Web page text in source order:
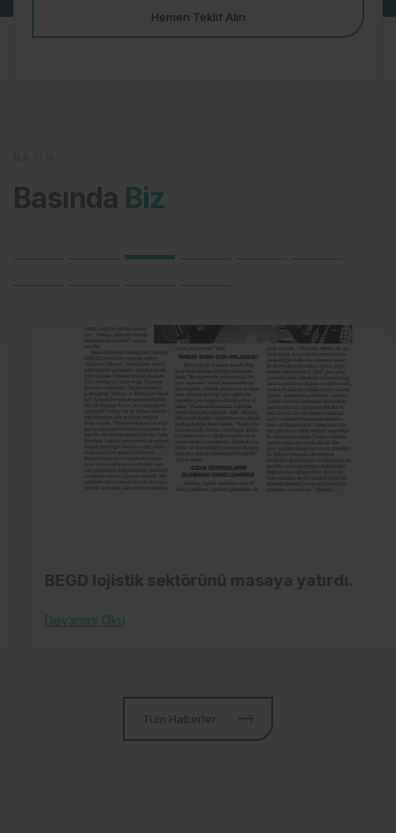
Hemen Teklif Alın
Basında Biz
BEGD lojistik sektörünü masaya yatırdı.
Devamını Oku
Tüm Haberler